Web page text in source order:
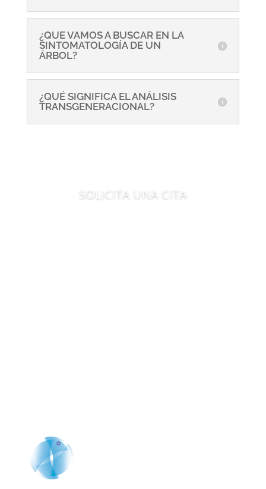
¿QUE VAMOS A BUSCAR EN LA
SINTOMATOLOGÍA DE UN
ÁRBOL?
¿QUÉ SIGNIFICA EL ANÁLISIS
TRANSGENERACIONAL?
SOLICITA UNA CITA